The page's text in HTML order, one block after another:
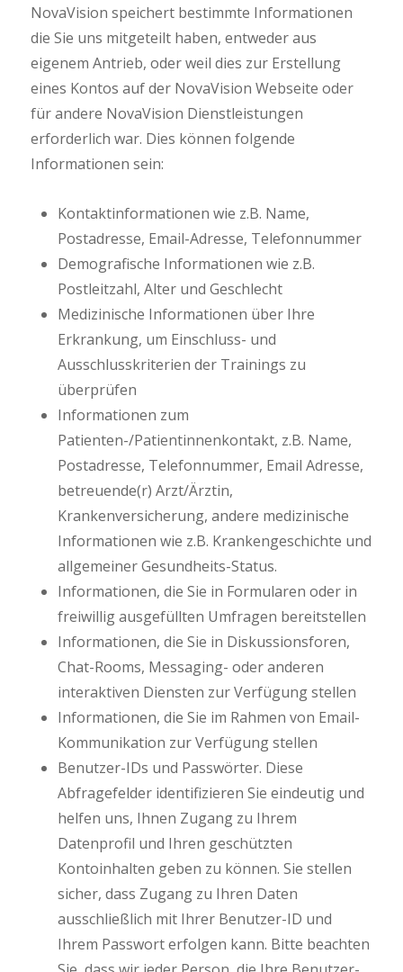
NovaVision speichert bestimmte Informationen
die Sie uns mitgeteilt haben, entweder aus
eigenem Antrieb, oder weil dies zur Erstellung
eines Kontos auf der NovaVision Webseite oder
für andere NovaVision Dienstleistungen
erforderlich war. Dies können folgende
Informationen sein:
Kontaktinformationen wie z.B. Name,
Postadresse, Email-Adresse, Telefonnummer
Demografische Informationen wie z.B.
Postleitzahl, Alter und Geschlecht
Medizinische Informationen über Ihre
Erkrankung, um Einschluss- und
Ausschlusskriterien der Trainings zu
überprüfen
Informationen zum
Patienten-/Patientinnenkontakt, z.B. Name,
Postadresse, Telefonnummer, Email Adresse,
betreuende(r) Arzt/Ärztin,
Krankenversicherung, andere medizinische
Informationen wie z.B. Krankengeschichte und
allgemeiner Gesundheits-Status.
Informationen, die Sie in Formularen oder in
freiwillig ausgefüllten Umfragen bereitstellen
Informationen, die Sie in Diskussionsforen,
Chat-Rooms, Messaging- oder anderen
interaktiven Diensten zur Verfügung stellen
Informationen, die Sie im Rahmen von Email-
Kommunikation zur Verfügung stellen
Benutzer-IDs und Passwörter. Diese
Abfragefelder identifizieren Sie eindeutig und
helfen uns, Ihnen Zugang zu Ihrem
Datenprofil und Ihren geschützten
Kontoinhalten geben zu können. Sie stellen
sicher, dass Zugang zu Ihren Daten
ausschließlich mit Ihrer Benutzer-ID und
Ihrem Passwort erfolgen kann. Bitte beachten